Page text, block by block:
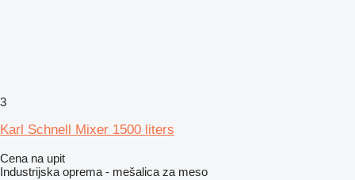
3
Karl Schnell Mixer 1500 liters
Cena na upit
Industrijska oprema - mešalica za meso